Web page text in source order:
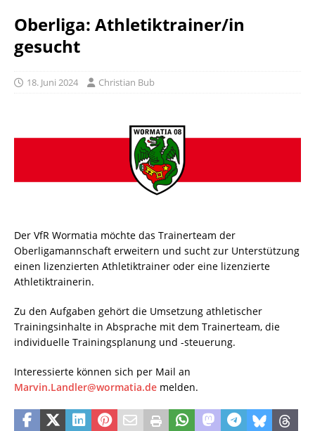
Oberliga: Athletiktrainer/in
gesucht
18. Juni 2024 Christian Bub
Der VfR Wormatia möchte das Trainerteam der
Oberligamannschaft erweitern und sucht zur Unterstützung
einen lizenzierten Athletiktrainer oder eine lizenzierte
Athletiktrainerin.
Zu den Aufgaben gehört die Umsetzung athletischer
Trainingsinhalte in Absprache mit dem Trainerteam, die
individuelle Trainingsplanung und -steuerung.
Interessierte können sich per Mail an
Marvin.Landler@wormatia.de melden.